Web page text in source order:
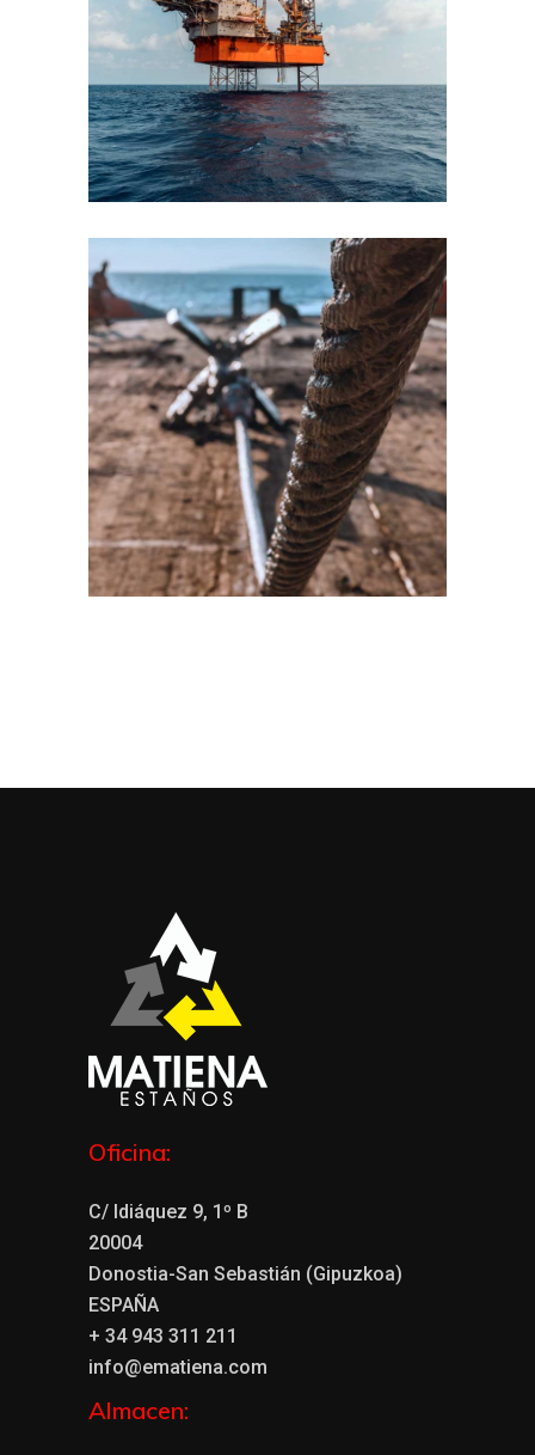
Oficina:
C/ Idiáquez 9, 1º B
20004
Donostia-San Sebastián (Gipuzkoa)
ESPAÑA
+ 34 943 311 211
info@ematiena.com
Almacen: